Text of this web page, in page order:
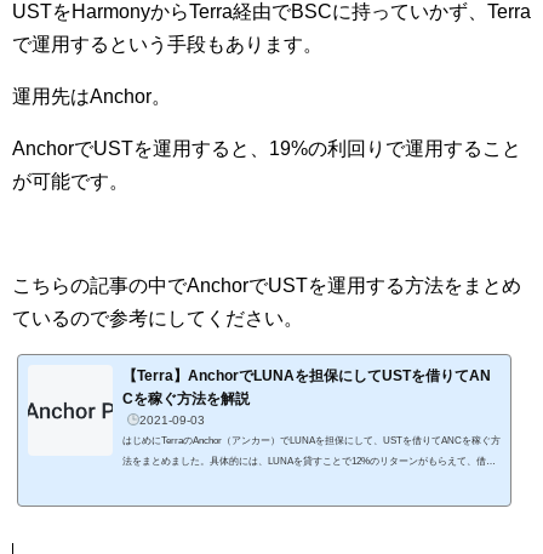
USTをHarmonyからTerra経由でBSCに持っていかず、Terra
で運用するという手段もあります。
運用先はAnchor。
AnchorでUSTを運用すると、19%の利回りで運用すること
が可能です。
こちらの記事の中でAnchorでUSTを運用する方法をまとめ
ているので参考にしてください。
【Terra】AnchorでLUNAを担保にしてUSTを借りてAN
Cを稼ぐ方法を解説
2021-09-03
はじめにTerraのAnchor（アンカー）でLUNAを担保にして、USTを借りてANCを稼ぐ方
法をまとめました。具体的には、LUNAを貸すことで12%のリターンがもらえて、借り